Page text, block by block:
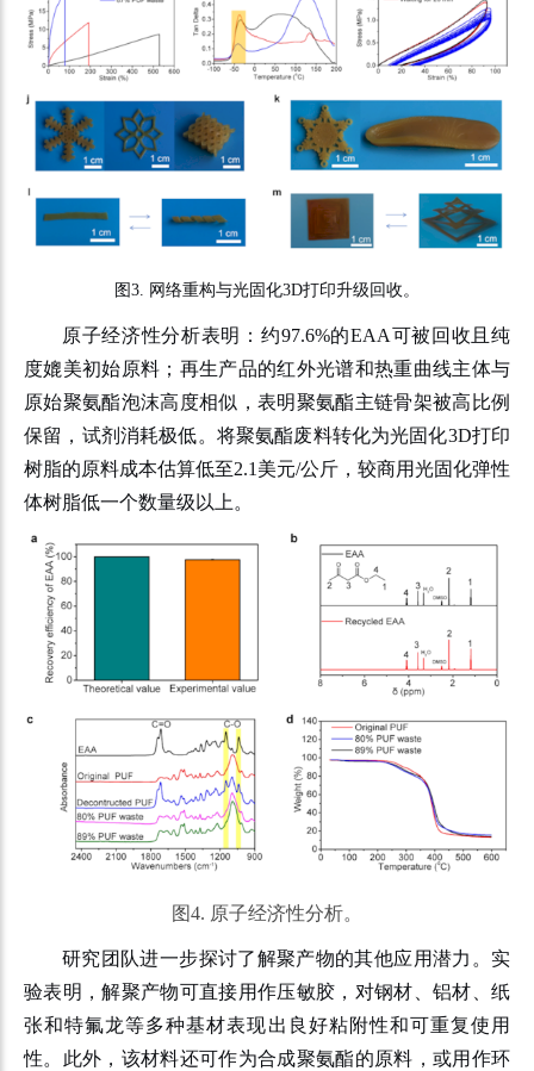
图 3. 网络重构与光固化3D打印升级回收。
原子经济性分析表明：约97.6%的EAA可被回收且纯
度媲美初始原料；再生产品的红外光谱和热重曲线主体与
原始聚氨酯泡沫高度相似，表明聚氨酯主链骨架被高比例
保留，试剂消耗极低。将聚氨酯废料转化为光固化3D打印
树脂的原料成本估算低至2.1美元/公斤，较商用光固化弹性
体树脂低一个数量级以上。
图4. 原子经济性分析。
研究团队进一步探讨了解聚产物的其他应用潜力。实
验表明，解聚产物可直接用作压敏胶，对钢材、铝材、纸
张和特氟龙等多种基材表现出良好粘附性和可重复使用
性。此外，该材料还可作为合成聚氨酯的原料，或用作环